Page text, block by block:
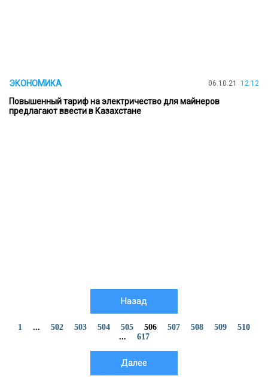
ЭКОНОМИКА 06.10.21 12:12
Повышенный тариф на электричество для майнеров
предлагают ввести в Казахстане
Назад
1 ... 502 503 504 505 506 507 508 509
510
...
617
Далее